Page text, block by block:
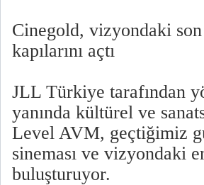
Cinegold, vizyondaki
kapılarını açtı
JLL Türkiye tarafından
yanında kültürel ve
Level AVM, geçtiğimiz
sineması ve vizyondaki
buluşturuyor.